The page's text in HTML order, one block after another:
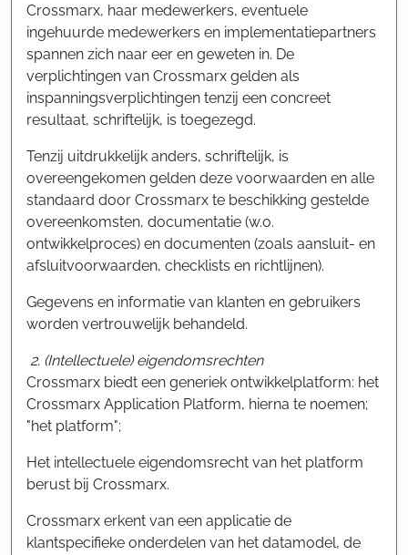
Crossmarx, haar medewerkers, eventuele
ingehuurde medewerkers en implementatiepartners
spannen zich naar eer en geweten in. De
verplichtingen van Crossmarx gelden als
inspanningsverplichtingen tenzij een concreet
resultaat, schriftelijk, is toegezegd.
Tenzij uitdrukkelijk anders, schriftelijk, is
overeengekomen gelden deze voorwaarden en alle
standaard door Crossmarx te beschikking gestelde
overeenkomsten, documentatie (w.o.
ontwikkelproces) en documenten (zoals aansluit- en
afsluitvoorwaarden, checklists en richtlijnen).
Gegevens en informatie van klanten en gebruikers
worden vertrouwelijk behandeld.
2. (Intellectuele) eigendomsrechten
Crossmarx biedt een generiek ontwikkelplatform: het
Crossmarx Application Platform, hierna te noemen;
"het platform";
Het intellectuele eigendomsrecht van het platform
berust bij Crossmarx.
Crossmarx erkent van een applicatie de
klantspecifieke onderdelen van het datamodel, de